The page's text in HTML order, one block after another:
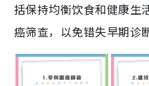
括保持均衡饮食和健康生
癌筛查，以免错失早期诊